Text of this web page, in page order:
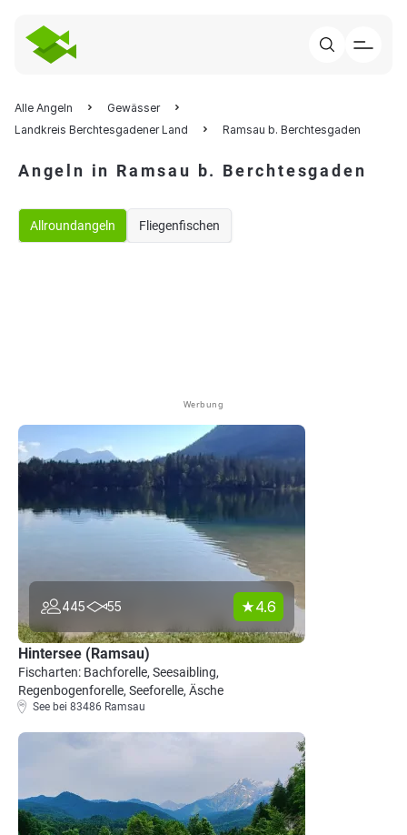
Alle Angeln
Gewässer
Landkreis Berchtesgadener Land
Ramsau b. Berchtesgaden
Angeln in Ramsau b. Berchtesgaden
Allroundangeln Fliegenfischen
Werbung
445 55 4.6
Hintersee (Ramsau)
Fischarten: Bachforelle, Seesaibling,
Regenbogenforelle, Seeforelle, Äsche
See bei 83486 Ramsau